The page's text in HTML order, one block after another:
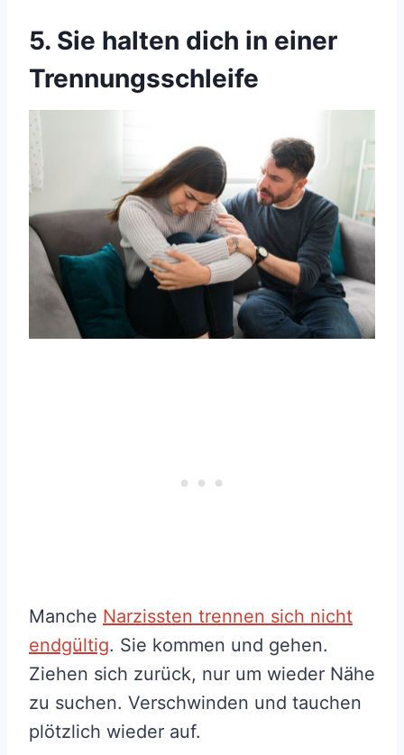
5. Sie halten dich in einer
Trennungsschleife
Manche Narzissten trennen sich nicht
endgültig. Sie kommen und gehen.
Ziehen sich zurück, nur um wieder Nähe
zu suchen. Verschwinden und tauchen
plötzlich wieder auf.